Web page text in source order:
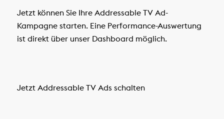
Jetzt können Sie Ihre Addressable TV Ad-
Kampagne starten. Eine Performance-Auswertung
ist direkt über unser Dashboard möglich.
Jetzt Addressable TV Ads schalten